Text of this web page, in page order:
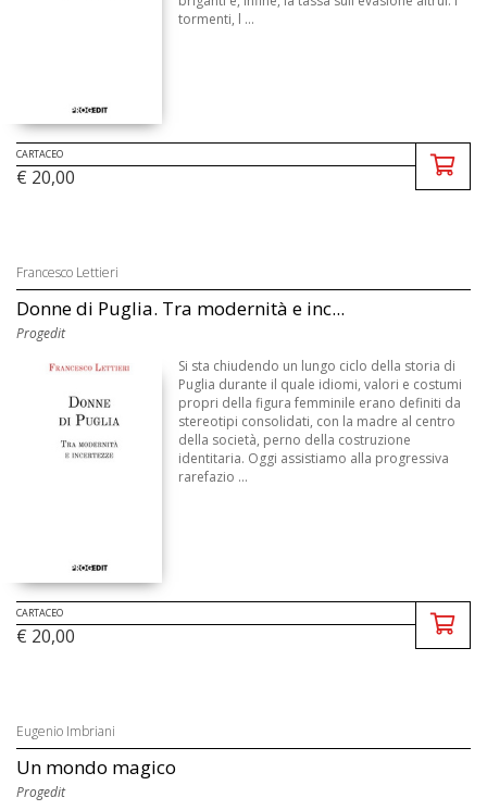
tormenti, l ...
CARTACEO
€ 20,00
Francesco Lettieri
Donne di Puglia. Tra modernità e inc...
Progedit
Si sta chiudendo un lungo ciclo della storia di
Puglia durante il quale idiomi, valori e costumi
propri della figura femminile erano definiti da
stereotipi consolidati, con la madre al centro
della società, perno della costruzione
identitaria. Oggi assistiamo alla progressiva
rarefazio ...
CARTACEO
€ 20,00
Eugenio Imbriani
Un mondo magico
Progedit